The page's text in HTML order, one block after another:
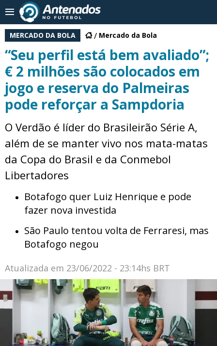
MERCADO DA BOLA Mercado da Bola
“Seu perfil está bem avaliado”;
€ 2 milhões são colocados em
jogo e reserva do Palmeiras
pode reforçar a Sampdoria
O Verdão é líder do Brasileirão Série A,
além de se manter vivo nos mata-matas
da Copa do Brasil e da Conmebol
Libertadores
Botafogo quer Luiz Henrique e pode
fazer nova investida
São Paulo tentou volta de Ferraresi, mas
Botafogo negou
Atualizada em 23/06/2022 - 23:14hs BRT